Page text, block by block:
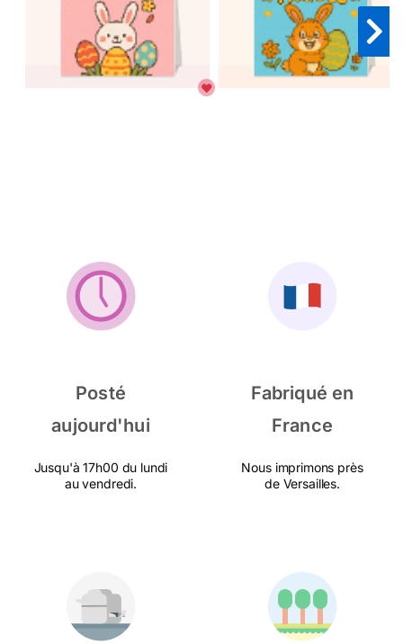
Posté
aujourd'hui
Jusqu'à 17h00 du lundi
au vendredi.
Fabriqué en
France
Nous imprimons près
de Versailles.